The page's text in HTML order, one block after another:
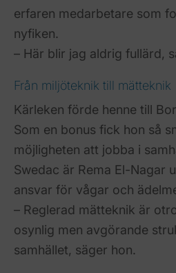
erfaren medarbetare som
nyfiken.
– Här blir jag aldrig fullärd,
Från miljöteknik till mätteknik
Kärleken förde henne till
Som en bonus fick hon så
möjligheten att jobba i
Swedac är Rema El-Nagar
ansvar för vågar och
– Reglerad mätteknik är
osynlig men avgörande
samhället, säger hon.